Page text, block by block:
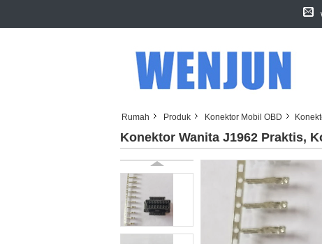
Rumah Produk Konektor Mobil OBD
Konektor Wanita J1962 Praktis,